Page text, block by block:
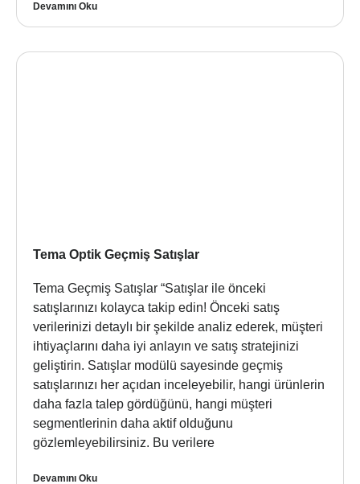
Devamını Oku
Tema Optik Geçmiş Satışlar
Tema Geçmiş Satışlar “Satışlar ile önceki
satışlarınızı kolayca takip edin! Önceki satış
verilerinizi detaylı bir şekilde analiz ederek, müşteri
ihtiyaçlarını daha iyi anlayın ve satış stratejinizi
geliştirin. Satışlar modülü sayesinde geçmiş
satışlarınızı her açıdan inceleyebilir, hangi ürünlerin
daha fazla talep gördüğünü, hangi müşteri
segmentlerinin daha aktif olduğunu
gözlemleyebilirsiniz. Bu verilere
Devamını Oku